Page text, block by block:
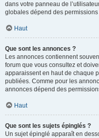
dans votre panneau de
globales dépend des
Haut
Que sont les annonces ?
Les annonces contiennent
forum que vous consultez et
apparaissent en haut de chaque
publiées. Comme pour les
annonces dépend des
Haut
Que sont les sujets épinglés ?
Un sujet épinglé apparaît en